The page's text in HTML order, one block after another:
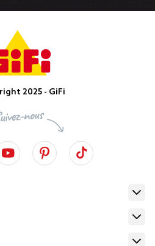
2025 - GiFi